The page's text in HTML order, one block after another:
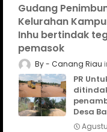
Gudang
Kelurahan
Inhu bertindak
pemasok
Canang Riau
PR
Desa